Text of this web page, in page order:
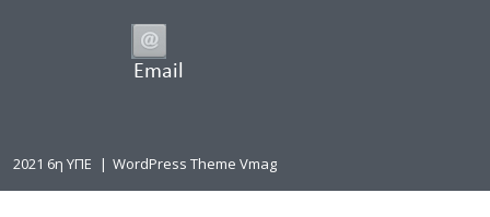
Email
2021 6η ΥΠΕ | WordPress Theme Vmag